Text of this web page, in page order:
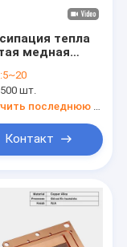
тепла
медная
5~20
500 шт.
Контакт